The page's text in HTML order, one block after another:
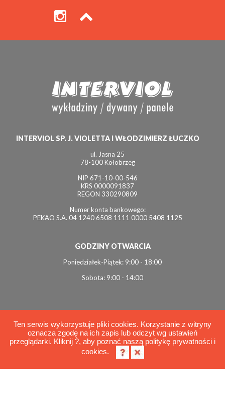
INTERVIOL SP. J. VIOLETTA I WŁODZIMIERZ ŁUCZKO
ul. Jasna 25
78-100 Kołobrzeg
NIP 671-10-00-546
KRS 0000091837
REGON 330290809
Numer konta bankowego:
PEKAO S.A. 04 1240 6508 1111 0000 5408 1125
GODZINY OTWARCIA
Poniedziałek-Piątek: 9:00 - 18:00
Sobota: 9:00 - 14:00
© 2026 Interviol
Polityka cookies
Ten serwis wykorzystuje pliki cookies. Korzystanie z witryny
oznacza zgodę na ich zapis lub odczyt wg ustawień
przeglądarki. Kliknij ?, aby poznać naszą politykę prywatności i
cookies.